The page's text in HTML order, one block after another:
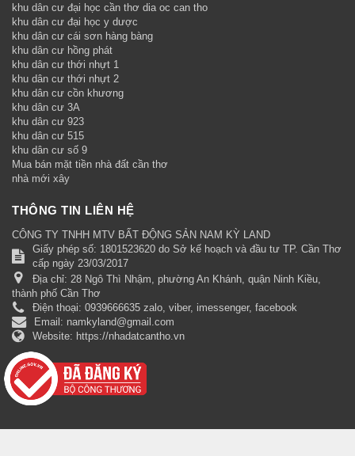
khu dân cư đại học cần thơ dia oc can tho
khu dân cư đại học y dược
khu dân cư cái sơn hàng bàng
khu dân cư hồng phát
khu dân cư thới nhựt 1
khu dân cư thới nhựt 2
khu dân cư cồn khương
khu dân cư 3A
khu dân cư 923
khu dân cư 515
khu dân cư số 9
Mua bán mặt tiền nhà đất cần thơ
nhà mới xây
THÔNG TIN LIÊN HỆ
CÔNG TY TNHH MTV BẤT ĐỘNG SẢN NAM KỲ LAND
Giấy phép số: 1801523620 do Sở kế hoạch và đầu tư TP. Cần Thơ
cấp ngày 23/03/2017
Địa chỉ: 28 Ngô Thì Nhậm, phường An Khánh, quận Ninh Kiều,
thành phố Cần Thơ
Điện thoại: 0939666635 zalo, viber, imessenger, facebook
Email: namkyland@gmail.com
Website: https://nhadatcantho.vn